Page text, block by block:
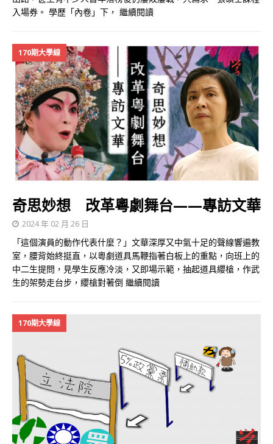
入場券。 學歷「內卷」下， 繼續閱讀
170期大學線
奇思妙想 改革粵劇舞台——專訪文華
2024 年 02 月 26 日
「這個演員的動作代表什麼？」文華深厚又中氣十足的聲線響遍教
室，腰背始終挺直，以粵劇道具馬鞭指著白板上的重點，向班上的
中二生提問，見學生反應冷淡，又即場示範，抽起道具纓槍，作武
生的架勢走台步，纓槍對著倒 繼續閱讀
170期大學線